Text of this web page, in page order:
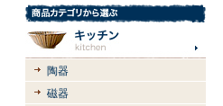
陶器
磁器